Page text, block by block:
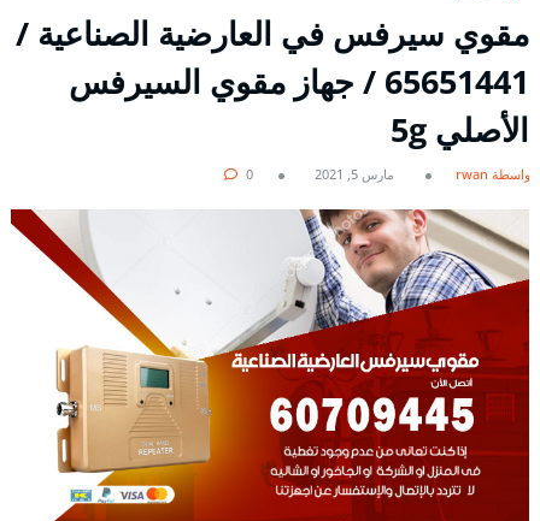
مقوي سيرفس في العارضية الصناعية /
65651441 / جهاز مقوي السيرفس
الأصلي 5g
بواسطة rwan مارس 5, 2021 0